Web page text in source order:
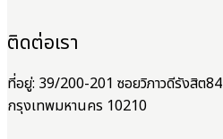
ติดต่อเรา
ที่อยู่: 39/200-201 ซอยวิภาวดีรังสิต
กรุงเทพมหานคร 10210